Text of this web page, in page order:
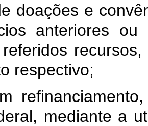
doações e
anteriores
respectivo;
mediante a